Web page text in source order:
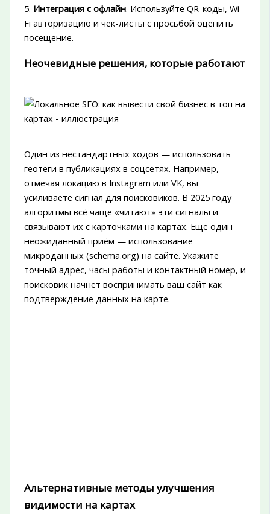
5. Интеграция с офлайн. Используйте QR-коды, Wi-
Fi авторизацию и чек-листы с просьбой оценить
посещение.
Неочевидные решения, которые работают
Один из нестандартных ходов — использовать
геотеги в публикациях в соцсетях. Например,
отмечая локацию в Instagram или VK, вы
усиливаете сигнал для поисковиков. В 2025 году
алгоритмы всё чаще «читают» эти сигналы и
связывают их с карточками на картах. Ещё один
неожиданный приём — использование
микроданных (schema.org) на сайте. Укажите
точный адрес, часы работы и контактный номер, и
поисковик начнёт воспринимать ваш сайт как
подтверждение данных на карте.
Альтернативные методы улучшения
видимости на картах